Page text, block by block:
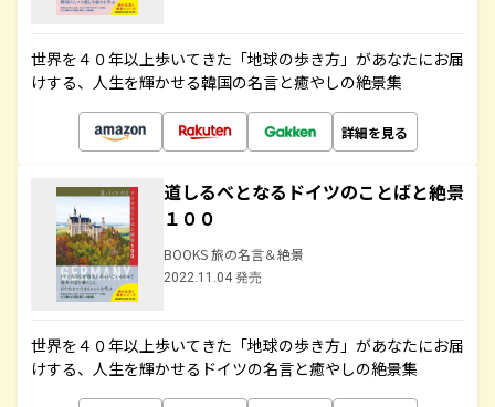
世界を４０年以上歩いてきた「地球の歩き方」があなたにお届
けする、人生を輝かせる韓国の名言と癒やしの絶景集
詳細を見る
道しるべとなるドイツのことばと絶景
１００
BOOKS 旅の名言＆絶景
2022.11.04 発売
世界を４０年以上歩いてきた「地球の歩き方」があなたにお届
けする、人生を輝かせるドイツの名言と癒やしの絶景集